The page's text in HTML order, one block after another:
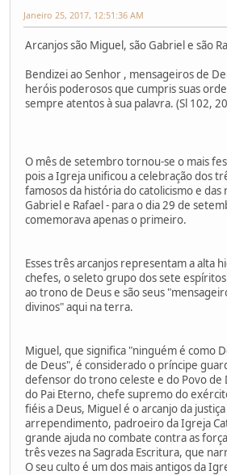
Janeiro 25, 2017, 12:51:36 AM
Arcanjos são Miguel, são Gabriel e são
Bendizei ao Senhor , mensageiros de
heróis poderosos que cumpris suas
sempre atentos à sua palavra. (Sl 102,
O mês de setembro tornou-se o mais
pois a Igreja unificou a celebração dos
famosos da história do catolicismo e das
Gabriel e Rafael - para o dia 29 de
comemorava apenas o primeiro.
Esses três arcanjos representam a alta
chefes, o seleto grupo dos sete
ao trono de Deus e são seus
divinos" aqui na terra.
Miguel, que significa "ninguém é como
de Deus", é considerado o príncipe
defensor do trono celeste e do Povo de
do Pai Eterno, chefe supremo do
fiéis a Deus, Miguel é o arcanjo da
arrependimento, padroeiro da Igreja
grande ajuda no combate contra as
três vezes na Sagrada Escritura, que
O seu culto é um dos mais antigos da